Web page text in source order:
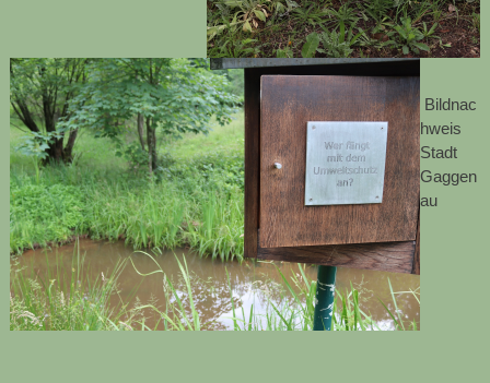
Bildnac
hweis
Stadt
Gaggen
au